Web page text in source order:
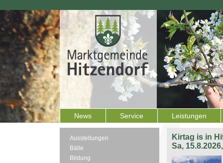
News Service Leistungen
Ausstellungen
Bälle
Bildung
Kirtag is in
Sa,